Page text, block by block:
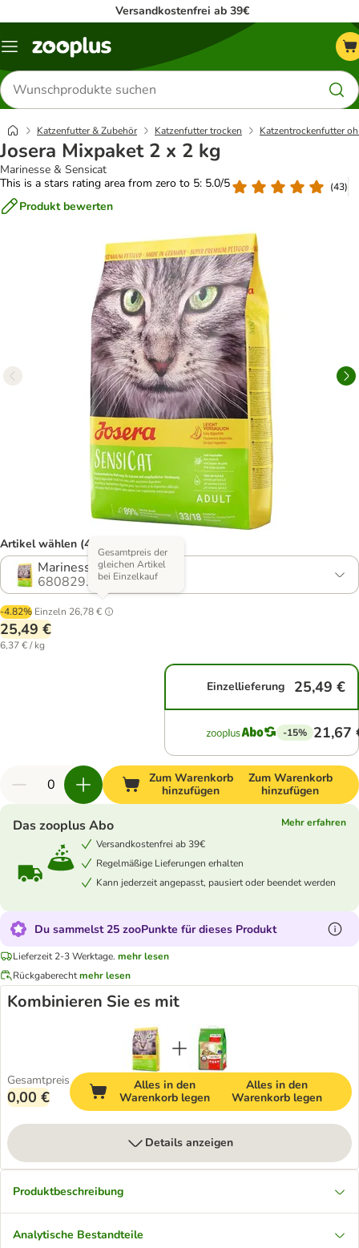
Versandkostenfrei ab 39€
Menü
Produkte
suchen
Katzenfutter & Zubehör Katzenfutter trocken Katzentrockenfutter
Josera Mixpaket 2 x 2 kg
Marinesse & Sensicat
This is a stars rating area from zero to 5: 5.0/5
(43)
Produkt bewerten
Artikel wählen (4 Varianten)
Marinesse & Sensicat
680829.10
-4.82% Einzeln 26,78 €
Gesamtpreis der
gleichen Artikel
bei Einzelkauf
25,49 €
6,37 € / kg
Einzellieferung 25,49 €
-15% 21,67
Zum Warenkorb
hinzufügen
Zum Warenkorb
hinzufügen
Das zooplus Abo
Mehr erfahren
Versandkostenfrei ab 39€
Regelmäßige Lieferungen erhalten
Kann jederzeit angepasst, pausiert oder beendet werden
Du sammelst 25 zooPunkte für dieses Produkt
Lieferzeit 2-3 Werktage. mehr lesen
Rückgaberechtmehr lesen
Kombinieren Sie es mit
Gesamtpreis
0,00 €
Alles in den
Warenkorb legen
Alles in den
Warenkorb legen
Details anzeigen
Produktbeschreibung
Analytische Bestandteile